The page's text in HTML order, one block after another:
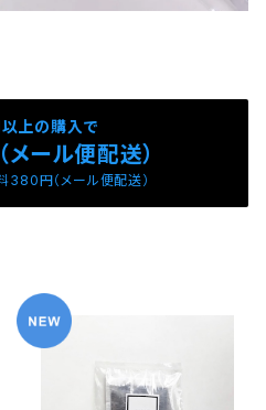
上の購入で
ール便配送）
円（メール便配送）